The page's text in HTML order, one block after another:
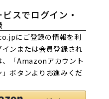
スでログイン・
にご登録の情報を利
ンまたは会員登録され
、「Amazonアカウント
ボタンよりお進みくだ